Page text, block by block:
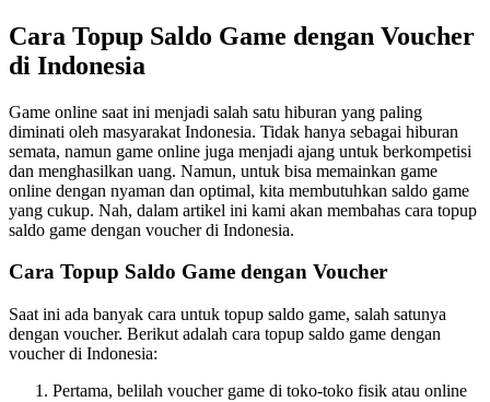
Cara Topup Saldo Game dengan Voucher
di Indonesia
Game online saat ini menjadi salah satu hiburan yang paling
diminati oleh masyarakat Indonesia. Tidak hanya sebagai hiburan
semata, namun game online juga menjadi ajang untuk berkompetisi
dan menghasilkan uang. Namun, untuk bisa memainkan game
online dengan nyaman dan optimal, kita membutuhkan saldo game
yang cukup. Nah, dalam artikel ini kami akan membahas cara topup
saldo game dengan voucher di Indonesia.
Cara Topup Saldo Game dengan Voucher
Saat ini ada banyak cara untuk topup saldo game, salah satunya
dengan voucher. Berikut adalah cara topup saldo game dengan
voucher di Indonesia:
Pertama, belilah voucher game di toko-toko fisik atau online